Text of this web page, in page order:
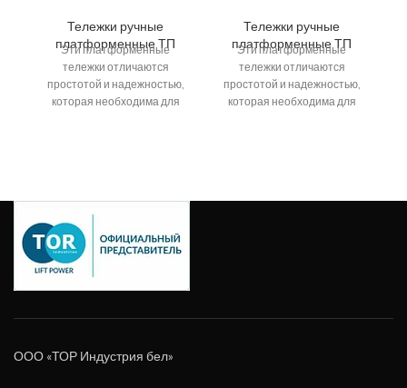
Тележки ручные
платформенные ТП
Эти платформенные
тележки отличаются
простотой и надежностью,
которая необходима для
Тележки ручные
платформенные ТП
Эти платформенные
тележки отличаются
простотой и надежностью,
которая необходима для
ООО «ТОР Индустрия бел»